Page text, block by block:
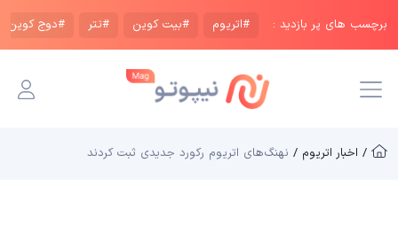
برچسب های پر بازدید : #اتریوم #بیت کوین #تتر #دوج کوین
/ اخبار اتریوم / نهنگ‌های اتریوم رکورد جدیدی ثبت کردند